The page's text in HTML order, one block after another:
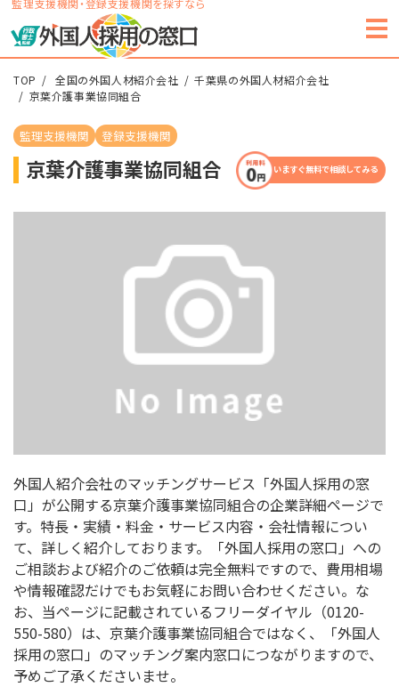
監理支援機関・登録支援機関を探すなら
TOP 全国の外国人材紹介会社
千葉県の外国人材紹介会社
京葉介護事業協同組合
監理支援機関 登録支援機関
京葉介護事業協同組合 いますぐ無料で相談してみる
外国人紹介会社のマッチングサービス「外国人採用の窓
口」が公開する京葉介護事業協同組合の企業詳細ページで
す。特長・実績・料金・サービス内容・会社情報につい
て、詳しく紹介しております。「外国人採用の窓口」への
ご相談および紹介のご依頼は完全無料ですので、費用相場
や情報確認だけでもお気軽にお問い合わせください。な
お、当ページに記載されているフリーダイヤル（0120-
550-580）は、京葉介護事業協同組合ではなく、「外国人
採用の窓口」のマッチング案内窓口につながりますので、
予めご了承くださいませ。